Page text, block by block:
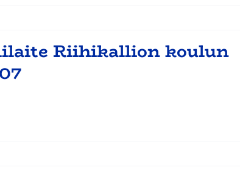
Riihikallion koulun
Riihikallio